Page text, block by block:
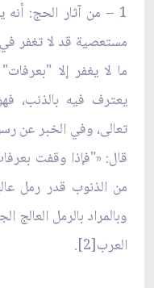
1 – من آثار الحج:
مستعصية قد لا تغفر
ما لا يغفر إلا
يعترف فيه بالذنب،
تعالى، وفي الخبر عن
قال: «"فإذا وقفت
وبالمراد بالرمل العالج
العرب[2].